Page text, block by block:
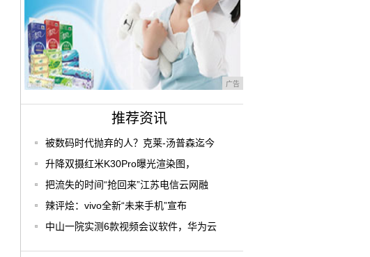
广告
推荐资讯
被数码时代抛弃的人？克莱-汤普森迄今
升降双摄红米K30Pro曝光渲染图，
把流失的时间“抢回来”江苏电信云网融
辣评烩：vivo全新“未来手机”宣布
中山一院实测6款视频会议软件，华为云